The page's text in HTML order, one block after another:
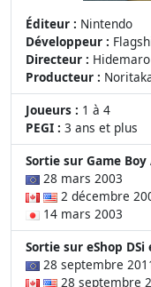
Éditeur : Nintendo
Développeur :
Directeur :
Producteur :
Joueurs : 1 à 4
PEGI : 3 ans et plus
Sortie sur Game Boy
28 mars 2003
2 décembre
14 mars 2003
Sortie sur eShop DSi
28 septembre
28 septembre